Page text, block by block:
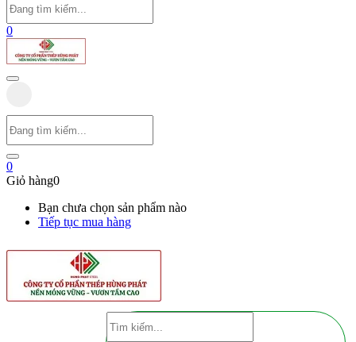
0
0
Giỏ hàng0
Bạn chưa chọn sản phẩm nào
Tiếp tục mua hàng